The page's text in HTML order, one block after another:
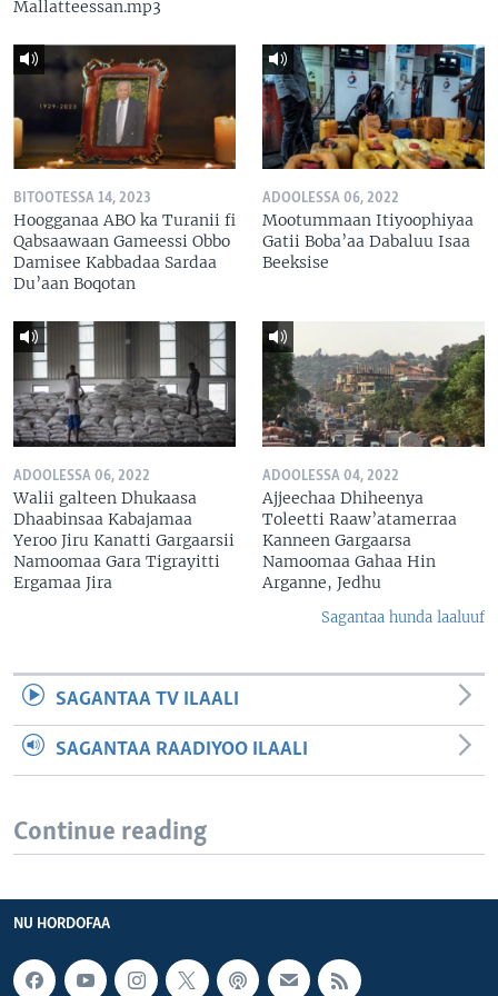
Mallatteessan.mp3
BITOOTESSA 14, 2023
Hoogganaa ABO ka Turanii fi
Qabsaawaan Gameessi Obbo
Damisee Kabbadaa Sardaa
Du’aan Boqotan
ADOOLESSA 06, 2022
Mootummaan Itiyoophiyaa
Gatii Boba’aa Dabaluu Isaa
Beeksise
ADOOLESSA 06, 2022
Walii galteen Dhukaasa
Dhaabinsaa Kabajamaa
Yeroo Jiru Kanatti Gargaarsii
Namoomaa Gara Tigrayitti
Ergamaa Jira
ADOOLESSA 04, 2022
Ajjeechaa Dhiheenya
Toleetti Raaw’atamerraa
Kanneen Gargaarsa
Namoomaa Gahaa Hin
Arganne, Jedhu
Sagantaa hunda laaluuf
SAGANTAA TV ILAALI
SAGANTAA RAADIYOO ILAALI
Continue reading
NU HORDOFAA